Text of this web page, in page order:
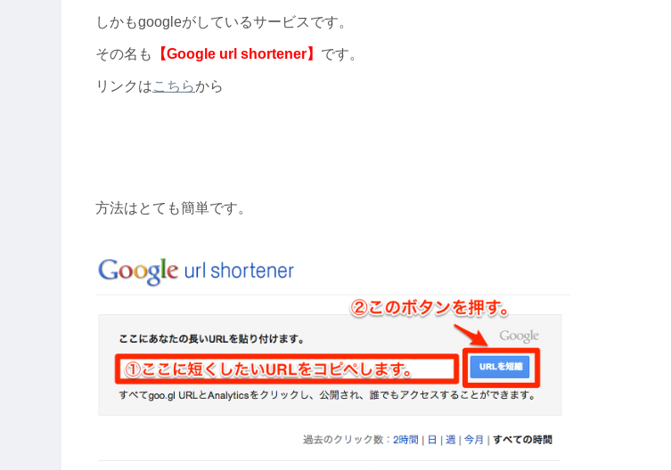
しかもgoogleがしているサービスです。
その名も 【Google url shortener】 です。
リンクはこちらから
方法はとても簡単です。